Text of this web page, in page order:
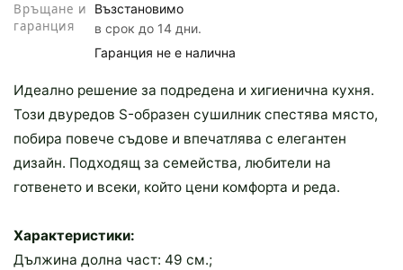
Връщане и
гаранция
Възстановимо
в срок до 14 дни.
Гаранция не е налична
Идеално решение за подредена и хигиенична кухня.
Този двуредов S-образен сушилник спестява място,
побира повече съдове и впечатлява с елегантен
дизайн. Подходящ за семейства, любители на
готвенето и всеки, който цени комфорта и реда.
Характеристики:
Дължина долна част: 49 см.;